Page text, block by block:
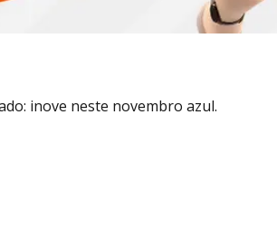
inove neste novembro azul.